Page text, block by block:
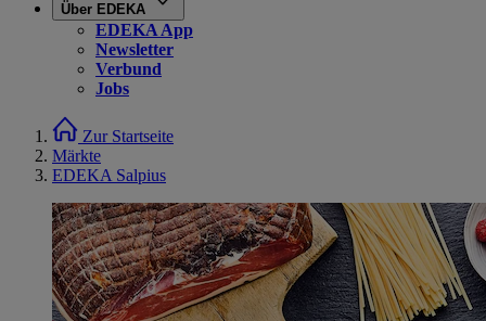
Über EDEKA
EDEKA App
Newsletter
Verbund
Jobs
Zur Startseite
Märkte
EDEKA Salpius